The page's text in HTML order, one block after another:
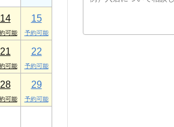
14 15
21 22
28 29